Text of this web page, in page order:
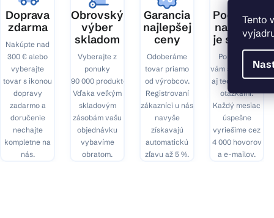
Tento
Doprava
zdarma
Nakúpte nad
300 € alebo
vyberajte
tovar s ikonou
dopravy
zadarmo a
doručenie
nechajte
kompletne na
nás.
Obrovský
výber
skladom
Vyberajte z
ponuky
90 000 produktov.
Vďaka veľkým
skladovým
zásobám vašu
objednávku
vybavíme
obratom.
Garancia
najlepšej
ceny
Odoberáme
tovar priamo
od výrobcov.
Registrovaní
zákazníci u nás
navyše
získavajú
automatickú
zľavu až 5 %.
Podpora,
na ktorú
je spoľah
Pomôžeme
vám s výberom
aj technickými
otázkami.
Každý mesiac
úspešne
vyriešime cez
4 000 hovorov
a e-mailov.